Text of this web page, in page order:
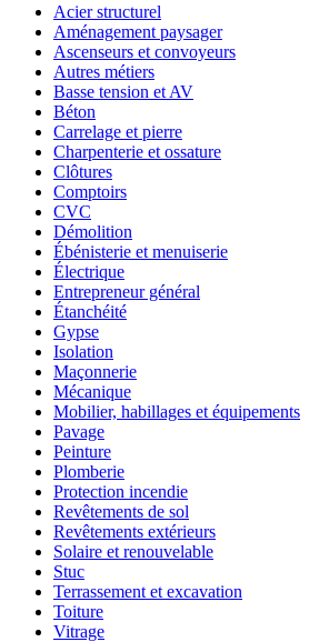
Acier structurel
Aménagement paysager
Ascenseurs et convoyeurs
Autres métiers
Basse tension et AV
Béton
Carrelage et pierre
Charpenterie et ossature
Clôtures
Comptoirs
CVC
Démolition
Ébénisterie et menuiserie
Électrique
Entrepreneur général
Étanchéité
Gypse
Isolation
Maçonnerie
Mécanique
Mobilier, habillages et équipements
Pavage
Peinture
Plomberie
Protection incendie
Revêtements de sol
Revêtements extérieurs
Solaire et renouvelable
Stuc
Terrassement et excavation
Toiture
Vitrage